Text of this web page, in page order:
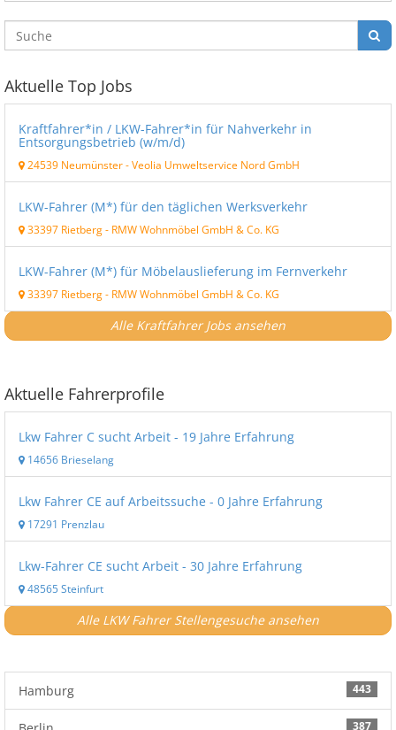
Aktuelle Top Jobs
Kraftfahrer*in / LKW-Fahrer*in für Nahverkehr in
Entsorgungsbetrieb (w/m/d)
24539 Neumünster-Veolia Umweltservice Nord GmbH
LKW-Fahrer (M*) für den täglichen Werksverkehr
33397 Rietberg- RMW Wohnmöbel GmbH & Co. KG
LKW-Fahrer (M*) für Möbelauslieferung im Fernverkehr
33397 Rietberg- RMW Wohnmöbel GmbH & Co. KG
Alle Kraftfahrer Jobs ansehen
Aktuelle Fahrerprofile
Lkw Fahrer C sucht Arbeit - 19 Jahre Erfahrung
14656 Brieselang
Lkw Fahrer CE auf Arbeitssuche - 0 Jahre Erfahrung
17291 Prenzlau
Lkw-Fahrer CE sucht Arbeit - 30 Jahre Erfahrung
48565 Steinfurt
Alle LKW Fahrer Stellengesuche ansehen
443
Hamburg
387